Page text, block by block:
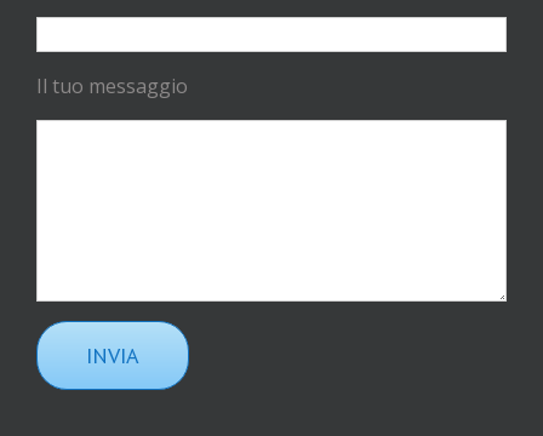
Il tuo messaggio